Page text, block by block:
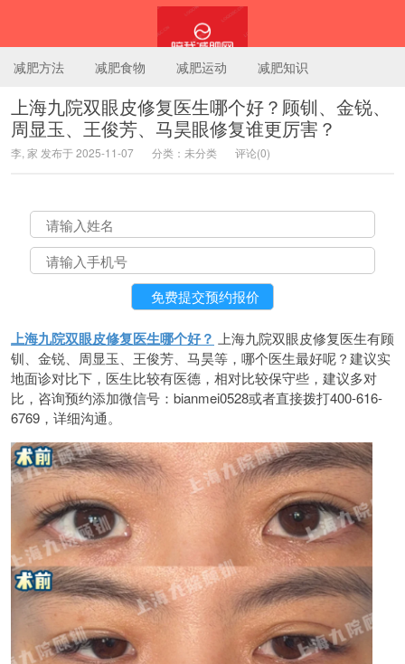
陪我减肥网
减肥方法 减肥食物 减肥运动 减肥知识
上海九院双眼皮修复医生哪个好？顾钏、金锐、
周显玉、王俊芳、马昊眼修复谁更厉害？
李, 家 发布于 2025-11-07 分类：未分类 评论(0)
上海九院双眼皮修复医生哪个好？
上海九院双眼皮修复医生有顾
钏、金锐、周显玉、王俊芳、马昊等，哪个医生最好呢？建议实
地面诊对比下，医生比较有医德，相对比较保守些，建议多对
比，咨询预约添加微信号：bianmei0528或者直接拨打400-616-
6769，详细沟通。